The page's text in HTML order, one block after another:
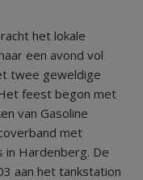
het lokale
een avond vol
twee geweldige
feest begon met
van Gasoline
met
Hardenberg. De
aan het tankstation